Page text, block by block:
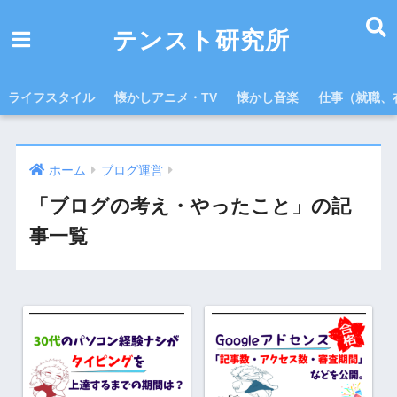
テンスト研究所
ライフスタイル 懐かしアニメ・TV 懐かし音楽 仕事（就職、
ホーム ブログ運営
「ブログの考え・やったこと」の記
事一覧